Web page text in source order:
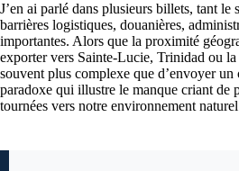
J’en ai parlé dans plusieurs billets, tant le
barrières logistiques, douanières,
importantes. Alors que la proximité
exporter vers Sainte-Lucie, Trinidad ou
souvent plus complexe que d’envoyer un
paradoxe qui illustre le manque criant de
tournées vers notre environnement